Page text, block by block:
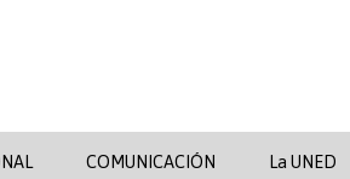
COMUNICACIÓN La UNED